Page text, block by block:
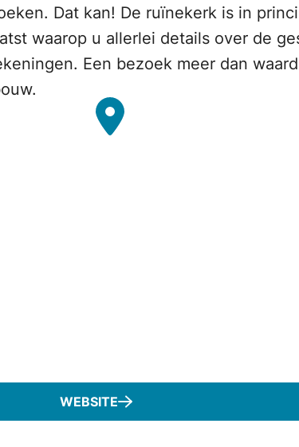
Dat kan! De ruïnekerk is in
waarop u allerlei details over de
Een bezoek meer dan
WEBSITE